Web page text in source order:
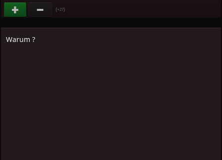
(+27)
Warum ?